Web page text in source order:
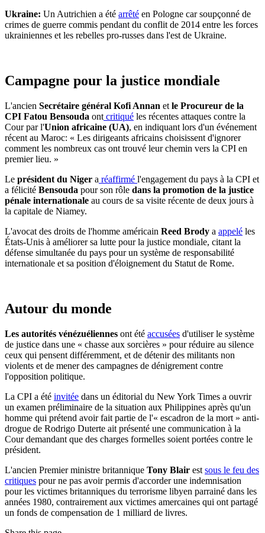
Ukraine: Un Autrichien a été arrêté en Pologne car soupçonné de
crimes de guerre commis pendant du conflit de 2014 entre les forces
ukrainiennes et les rebelles pro-russes dans l'est de Ukraine.
Campagne pour la justice mondiale
L'ancien Secrétaire général Kofi Annan et le Procureur de la
CPI Fatou Bensouda ont critiqué les récentes attaques contre la
Cour par l'Union africaine (UA), en indiquant lors d'un événement
récent au Maroc: « Les dirigeants africains choisissent d'ignorer
comment les nombreux cas ont trouvé leur chemin vers la CPI en
premier lieu. »
Le président du Niger a réaffirmé l'engagement du pays à la CPI et
a félicité Bensouda pour son rôle dans la promotion de la justice
pénale internationale au cours de sa visite récente de deux jours à
la capitale de Niamey.
L'avocat des droits de l'homme américain Reed Brody a appelé les
États-Unis à améliorer sa lutte pour la justice mondiale, citant la
défense simultanée du pays pour un système de responsabilité
internationale et sa position d'éloignement du Statut de Rome.
Autour du monde
Les autorités vénézuéliennes ont été accusées d'utiliser le système
de justice dans une « chasse aux sorcières » pour réduire au silence
ceux qui pensent différemment, et de détenir des militants non
violents et de mener des campagnes de dénigrement contre
l'opposition politique.
La CPI a été invitée dans un éditorial du New York Times a ouvrir
un examen préliminaire de la situation aux Philippines après qu'un
homme qui prétend avoir fait partie de l'« escadron de la mort » anti-
drogue de Rodrigo Duterte ait présenté une communication à la
Cour demandant que des charges formelles soient portées contre le
président.
L'ancien Premier ministre britannique Tony Blair est sous le feu des
critiques pour ne pas avoir permis d'accorder une indemnisation
pour les victimes britanniques du terrorisme libyen parrainé dans les
années 1980, contrairement aux victimes amercaines qui ont partagé
un fonds de compensation de 1 milliard de livres.